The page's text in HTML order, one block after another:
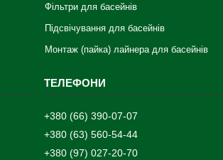
Фільтри для басейнів
Підсвічування для басейнів
Монтаж (пайка) лайнера для басейнів
+380 (66) 390-07-07
+380 (63) 560-54-44
+380 (97) 027-20-70